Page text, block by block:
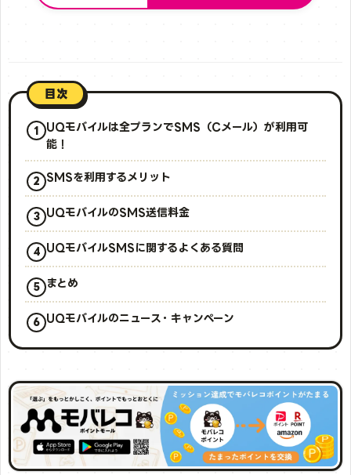
目次
UQモバイルは全プランでSMS（Cメール）が利用可
能！
SMSを利用するメリット
UQモバイルのSMS送信料金
UQモバイルSMSに関するよくある質問
まとめ
UQモバイルのニュース・キャンペーン